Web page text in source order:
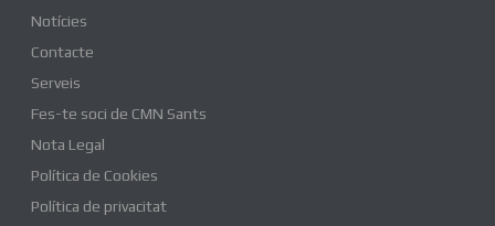
Notícies
Contacte
Serveis
Fes-te soci de CMN Sants
Nota Legal
Política de Cookies
Política de privacitat